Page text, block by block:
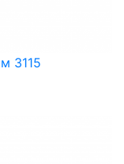
3115